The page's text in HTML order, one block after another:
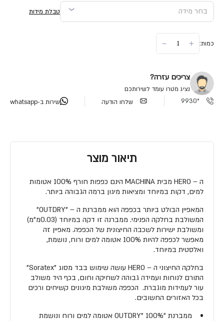
טבלת מידות
כמות:
צריכים עזרה?
נציג מטרו עומד לשירותכם
*9930
שלחו הודעה שירות ב-whatsapp
תיאור מוצר
ה – HERO מבית MACHINA הינם כפפות חורף 100% אטומות
למים, דקות במיוחד ומציאות מיגון ברמה הגבוהה ביותר.
המאפיין הבולט ביותר בכפפה הוא ממברנת ה – "OUTDRY"
המשולבת בחלקה הפנימי. ממברנה זו דקה במיוחד (0.03מ"מ)
ומשולבת ישירות לשכבה החיצונית של הכפפה. מאפיין זה
מאפשר לכפפה להיות 100% אטומה למים ורוח, נושמת,
ואלסטית במיוחד.
בחלקה החיצוני ה – HERO עושה שימוש בבד מסוג "Soratex"
התורם לנוחות ועמידה גבוהה לשחיקה וחום, בכף היד משולב
עור לעמידות מוגברת. הכפפה משולבת מיגונים קשיחים ורכים
בכל האזורים החשובים.
• ממברנת "OUTDRY" 100% אטומה למים ורוח ונושמת